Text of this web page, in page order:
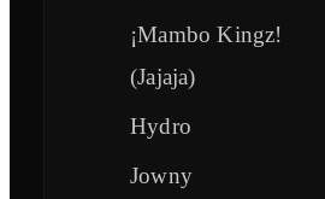
¡Mambo Kingz!
(Jajaja)
Hydro
Jowny